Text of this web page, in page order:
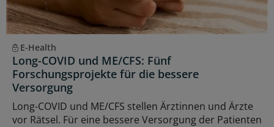
E-Health
Long-COVID und ME/CFS: Fünf
Forschungsprojekte für die bessere
Versorgung
Long-COVID und ME/CFS stellen Ärztinnen und Ärzte
vor Rätsel. Für eine bessere Versorgung der Patienten